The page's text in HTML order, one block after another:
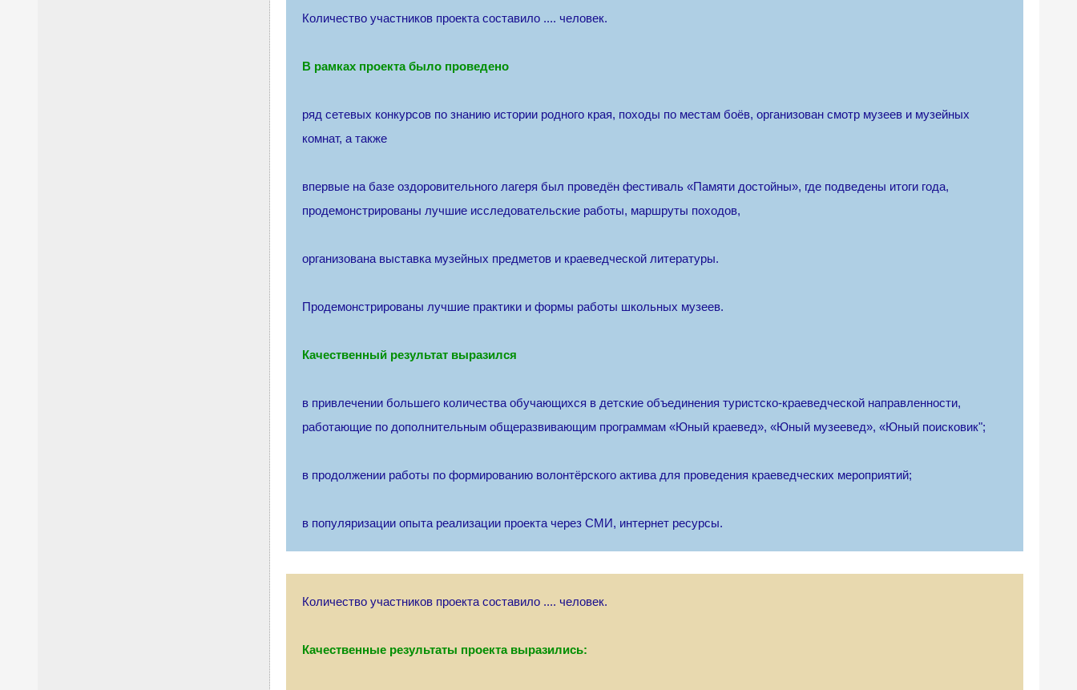
Количество участников проекта составило .... человек.
В рамках проекта было проведено
ряд сетевых конкурсов по знанию истории родного края, походы по местам боёв, организован смотр музеев и музейных
комнат, а также
впервые на базе оздоровительного лагеря был проведён фестиваль «Памяти достойны», где подведены итоги года,
продемонстрированы лучшие исследовательские работы, маршруты походов,
организована выставка музейных предметов и краеведческой литературы.
Продемонстрированы лучшие практики и формы работы школьных музеев.
Качественный результат выразился
в привлечении большего количества обучающихся в детские объединения туристско-краеведческой направленности,
работающие по дополнительным общеразвивающим программам «Юный краевед», «Юный музеевед», «Юный поисковик";
в продолжении работы по формированию волонтёрского актива для проведения краеведческих мероприятий;
в популяризации опыта реализации проекта через СМИ, интернет ресурсы.
Количество участников проекта составило .... человек.
Качественные результаты проекта выразились: